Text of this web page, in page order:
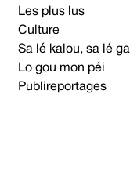
Les plus lus
Culture
Sa lé kalou, sa lé
Lo gou mon péi
Publireportages